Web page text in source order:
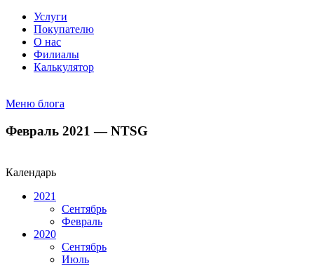
Услуги
Покупателю
О нас
Филиалы
Калькулятор
Меню блога
Февраль 2021 — NTSG
Календарь
2021
Сентябрь
Февраль
2020
Сентябрь
Июль